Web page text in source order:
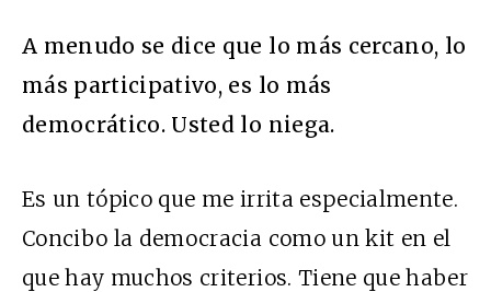
A menudo se dice que lo más cercano, lo
más participativo, es lo más
democrático. Usted lo niega.
Es un tópico que me irrita especialmente.
Concibo la democracia como un kit en el
que hay muchos criterios. Tiene que haber